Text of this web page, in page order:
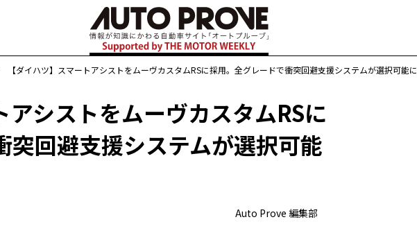
【ダイハツ】スマートアシストをムーヴカスタムRSに採用。全グレードで衝突回避支援システムが選択可能に
アシストをムーヴカスタムRSに
突回避支援システムが選択可能
Auto Prove 編集部